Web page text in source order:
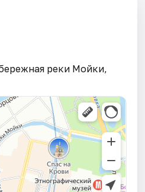
реки Мойки,